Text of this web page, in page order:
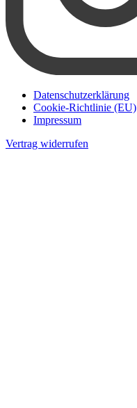
Datenschutzerklärung
Cookie-Richtlinie (EU)
Impressum
Vertrag widerrufen